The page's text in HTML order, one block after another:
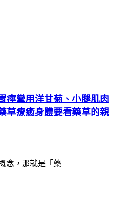
痙攣用洋甘菊、小腿肌肉
草療癒身體要看藥草的親
念，那就是「藥